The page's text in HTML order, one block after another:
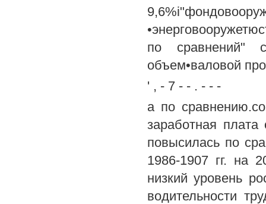
по сравнений"
объем•валовой
' , - 7 - - . - - -
а по
заработная плата
повысилась по
1986-1907 гг. на
низкий уровень
водительности